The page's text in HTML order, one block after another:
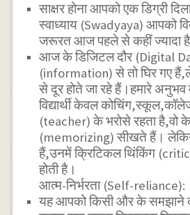
साक्षर होना आपको एक डिग्री
स्वाध्याय (Swadyaya) आपको
जरूरत आज पहले से कहीं ज्यादा
आज के डिजिटल दौर (Digital
(information) से तो घिर गए
से दूर होते जा रहे हैं।हमारे
विद्यार्थी केवल
(teacher) के भरोसे रहता है,वो
(memorizing) सीखते हैं।
हैं,उनमें क्रिटिकल थिंकिंग
होती है।
आत्म-निर्भरता (Self-reliance):
यह आपको किसी और के समझाने